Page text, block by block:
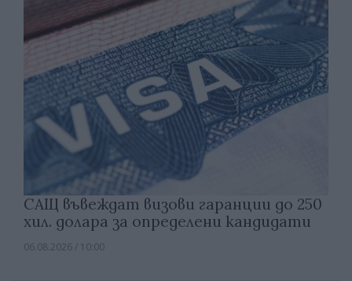
САЩ въвеждат визови гаранции до 250
хил. долара за определени кандидати
06.08.2026 / 10:00